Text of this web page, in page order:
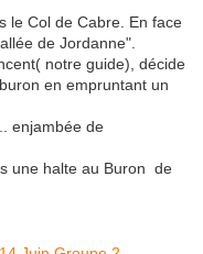
le Col de Cabre. En face
de Jordanne".
notre guide), décide
en empruntant un
enjambée de
une halte au Buron de